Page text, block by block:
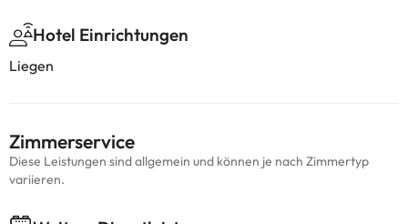
Hotel Einrichtungen
Liegen
Zimmerservice
Diese Leistungen sind allgemein und können je nach Zimmertyp
variieren.